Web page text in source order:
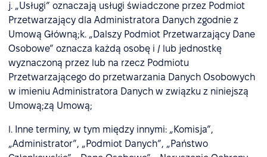
j. „Usługi” oznaczają usługi świadczone przez Podmiot
Przetwarzający dla Administratora Danych zgodnie z
Umową Główną;k. „Dalszy Podmiot Przetwarzający Dane
Osobowe” oznacza każdą osobę i / lub jednostkę
wyznaczoną przez lub na rzecz Podmiotu
Przetwarzającego do przetwarzania Danych Osobowych
w imieniu Administratora Danych w związku z niniejszą
Umową;zą Umową;
l. Inne terminy, w tym między innymi: „Komisja”,
„Administrator”, „Podmiot Danych”, „Państwo